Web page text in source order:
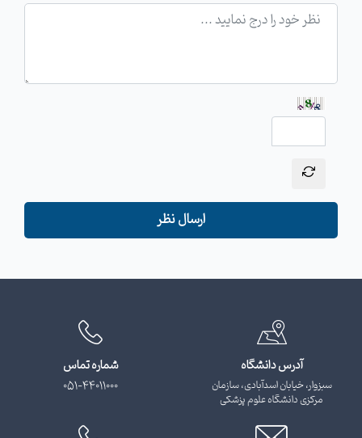
ارسال نظر
آدرس دانشگاه
سبزوار، خیابان اسدآبادی، سازمان
مرکزی دانشگاه علوم پزشکی
شماره تماس
051-44011000